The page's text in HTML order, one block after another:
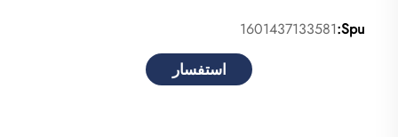
Spu:
1601437133581
استفسار